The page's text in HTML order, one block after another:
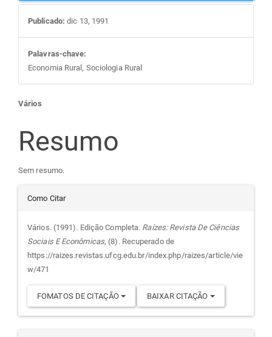
Publicado: dic 13, 1991
Palavras-chave:
Economia Rural, Sociologia Rural
Conteúdo
do
artigo
principal
Vários
Resumo
Sem resumo.
Detalhes
do
artigo
Como Citar
Vários. (1991). Edição Completa. Raízes: Revista De Ciências
Sociais E Econômicas, (8). Recuperado de
https://raizes.revistas.ufcg.edu.br/index.php/raizes/article/vie
w/471
FOMATOS DE CITAÇÃO BAIXAR CITAÇÃO